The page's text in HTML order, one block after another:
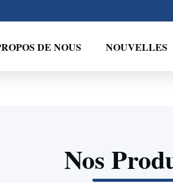
DE NOUS NOUVELLES
Nos